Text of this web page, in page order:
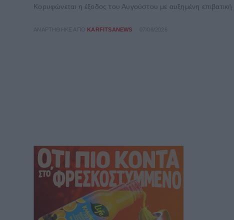
Κορυφώνεται η έξοδος του Αυγούστου με αυξημένη
ΑΝΑΡΤΉΘΗΚΕ ΑΠΌ KARFITSANEWS